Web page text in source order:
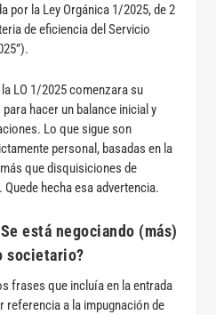
por la Ley Orgánica 1/2025, de 2
de eficiencia del Servicio
LO 1/2025 comenzara su
hacer un balance inicial y
Lo que sigue son
personal, basadas en la
que disquisiciones de
hecha esa advertencia.
está negociando (más)
societario?
frases que incluía en la entrada
referencia a la impugnación de